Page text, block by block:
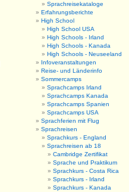
Sprachreisekataloge
Erfahrungsberichte
High School
High School USA
High Schools - Irland
High Schools - Kanada
High Schools - Neuseeland
Infoveranstaltungen
Reise- und Länderinfo
Sommercamps
Sprachcamps Irland
Sprachcamps Kanada
Sprachcamps Spanien
Sprachcamps USA
Sprachferien mit Flug
Sprachreisen
Sprachkurs - England
Sprachreisen ab 18
Cambridge Zertifikat
Sprache und Praktikum
Sprachkurs - Costa Rica
Sprachkurs - Irland
Sprachkurs - Kanada